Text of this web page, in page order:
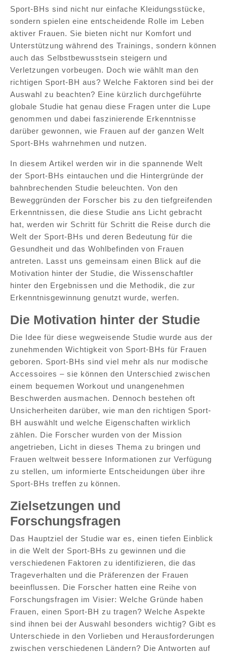
Sport-BHs sind nicht nur einfache Kleidungsstücke,
sondern spielen eine entscheidende Rolle im Leben
aktiver Frauen. Sie bieten nicht nur Komfort und
Unterstützung während des Trainings, sondern können
auch das Selbstbewusstsein steigern und
Verletzungen vorbeugen. Doch wie wählt man den
richtigen Sport-BH aus? Welche Faktoren sind bei der
Auswahl zu beachten? Eine kürzlich durchgeführte
globale Studie hat genau diese Fragen unter die Lupe
genommen und dabei faszinierende Erkenntnisse
darüber gewonnen, wie Frauen auf der ganzen Welt
Sport-BHs wahrnehmen und nutzen.
In diesem Artikel werden wir in die spannende Welt
der Sport-BHs eintauchen und die Hintergründe der
bahnbrechenden Studie beleuchten. Von den
Beweggründen der Forscher bis zu den tiefgreifenden
Erkenntnissen, die diese Studie ans Licht gebracht
hat, werden wir Schritt für Schritt die Reise durch die
Welt der Sport-BHs und deren Bedeutung für die
Gesundheit und das Wohlbefinden von Frauen
antreten. Lasst uns gemeinsam einen Blick auf die
Motivation hinter der Studie, die Wissenschaftler
hinter den Ergebnissen und die Methodik, die zur
Erkenntnisgewinnung genutzt wurde, werfen.
Die Motivation hinter der Studie
Die Idee für diese wegweisende Studie wurde aus der
zunehmenden Wichtigkeit von Sport-BHs für Frauen
geboren. Sport-BHs sind viel mehr als nur modische
Accessoires – sie können den Unterschied zwischen
einem bequemen Workout und unangenehmen
Beschwerden ausmachen. Dennoch bestehen oft
Unsicherheiten darüber, wie man den richtigen Sport-
BH auswählt und welche Eigenschaften wirklich
zählen. Die Forscher wurden von der Mission
angetrieben, Licht in dieses Thema zu bringen und
Frauen weltweit bessere Informationen zur Verfügung
zu stellen, um informierte Entscheidungen über ihre
Sport-BHs treffen zu können.
Zielsetzungen und
Forschungsfragen
Das Hauptziel der Studie war es, einen tiefen Einblick
in die Welt der Sport-BHs zu gewinnen und die
verschiedenen Faktoren zu identifizieren, die das
Trageverhalten und die Präferenzen der Frauen
beeinflussen. Die Forscher hatten eine Reihe von
Forschungsfragen im Visier: Welche Gründe haben
Frauen, einen Sport-BH zu tragen? Welche Aspekte
sind ihnen bei der Auswahl besonders wichtig? Gibt es
Unterschiede in den Vorlieben und Herausforderungen
zwischen verschiedenen Ländern? Die Antworten auf